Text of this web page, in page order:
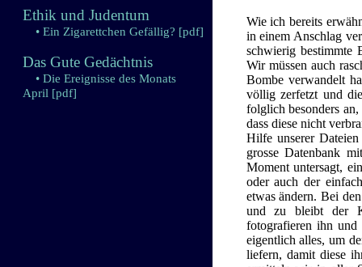
Ethik und Judentum
• Ein Zigarettchen Gefällig? [pdf]
Das Gute Gedächtnis
• Die Ereignisse des Monats
April [pdf]
Wie ich bereits
in einem Anschlag
schwierig bestimmte
Wir müssen auch
Bombe verwandelt
völlig zerfetzt und
folglich besonders
dass diese nicht
Hilfe unserer
grosse Datenbank
Moment untersagt,
oder auch der
etwas ändern. Bei
und zu bleibt der
fotografieren ihn und
eigentlich alles, um
liefern, damit diese